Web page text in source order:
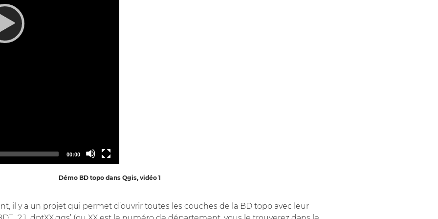
Total
00:00
Démo BD topo dans Qgis, vidéo 1
il y a un projet qui permet d’ouvrir toutes les couches de la BD topo avec leur